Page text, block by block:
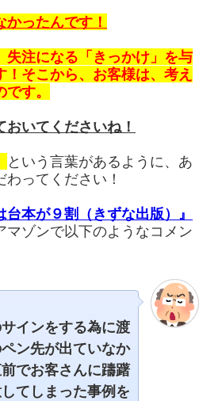
ったんです！
失注になる「きっかけ」を与
そこから、お客様は、考え
す。
いてくださいね！
という言葉があるように、あ
ってください！
台本が９割（きずな出版）』
マゾンで以下のようなコメン
インをする為に渡
ン先が出ていなか
でお客さんに躊躇
てしまった事例を